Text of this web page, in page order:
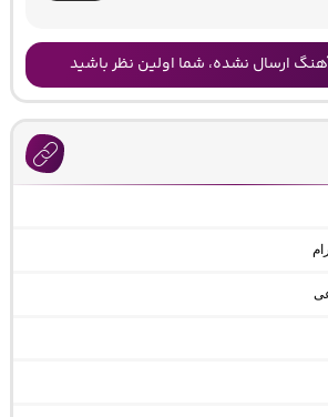
ارسال نشده، شما اولین نظر باشید